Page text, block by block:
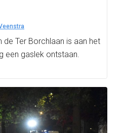
de Ter Borchlaan is aan het
een gaslek ontstaan.